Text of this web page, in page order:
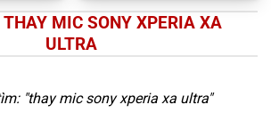
MIC SONY XPERIA XA
ULTRA
"thay mic sony xperia xa ultra"